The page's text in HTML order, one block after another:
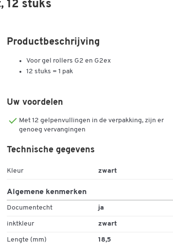
12 stuks
Productbeschrijving
Voor gel rollers G2 en G2ex
12 stuks = 1 pak
Uw voordelen
Met 12 gelpenvullingen in de verpakking, zijn er
genoeg vervangingen
Technische gegevens
Kleur zwart
Algemene kenmerken
Documentecht ja
inktkleur zwart
Lengte (mm) 18,5